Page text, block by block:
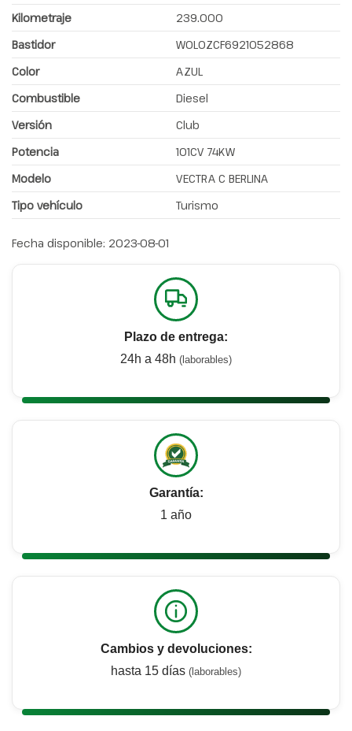
Kilometraje
239.000
Bastidor
W0L0ZCF6921052868
Color
AZUL
Combustible
Diesel
Versión
Club
Potencia
101CV 74KW
Modelo
VECTRA C BERLINA
Tipo vehículo
Turismo
Fecha disponible: 2023-08-01
Plazo de entrega:
24h a 48h (laborables)
Garantía:
1 año
Cambios y devoluciones:
hasta 15 días (laborables)